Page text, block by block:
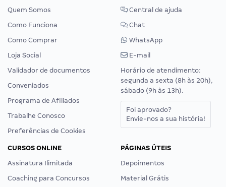
Quem Somos
Como Funciona
Como Comprar
Loja Social
Validador de documentos
Conveniados
Programa de Afiliados
Trabalhe Conosco
Preferências de Cookies
Central de ajuda
Chat
WhatsApp
E-mail
Horário de atendimento:
segunda a sexta (8h às 20h),
sábado (9h às 13h).
Foi aprovado?
Envie-nos a sua história!
CURSOS ONLINE
Assinatura Ilimitada
Coaching para Concursos
PÁGINAS ÚTEIS
Depoimentos
Material Grátis